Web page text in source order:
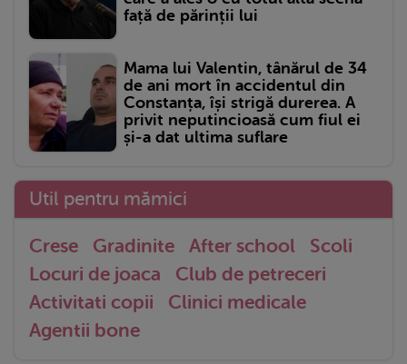
față de părinții lui
Mama lui Valentin, tânărul de 34
de ani mort în accidentul din
Constanța, își strigă durerea. A
privit neputincioasă cum fiul ei
și-a dat ultima suflare
Util pentru mămici
Crese Gradinite After school
Scoli
Locuri de joaca
Club de petreceri
Activitati copii
Clinici medicale
Agentii bone